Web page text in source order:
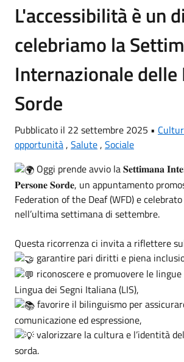
L'accessibilità è un
celebriamo la
Internazionale delle
Sorde
Pubblicato il 22 settembre 2025 •
opportunità, Salute, Sociale
Oggi prende avvio la 𝐒𝐞𝐭𝐭𝐢𝐦𝐚𝐧𝐚
𝐏𝐞𝐫𝐬𝐨𝐧𝐞 𝐒𝐨𝐫𝐝𝐞, un appuntamento
Federation of the Deaf(WFD) e
nell’ultima settimana di settembre.
Questa ricorrenza ci invita a riflettere
garantire pari diritti e piena
riconoscere e promuovere le
Lingua dei Segni Italiana (LIS),
favorire il bilinguismo per
comunicazione ed espressione,
valorizzare la cultura e l’identità
sorda.